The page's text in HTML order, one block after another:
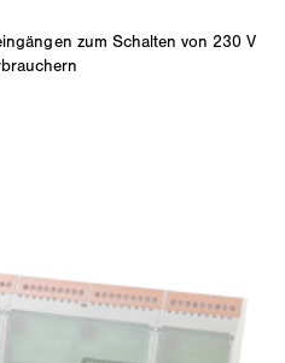
zum Schalten von 230 V